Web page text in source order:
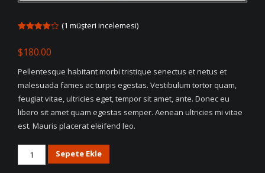
dayanarak
üzerinden
4.00puan
aldı
(1 müşteri incelemesi)
$180.00
Pellentesque habitant morbi tristique senectus et netus et
malesuada fames ac turpis egestas. Vestibulum tortor quam,
feugiat vitae, ultricies eget, tempor sit amet, ante. Donec eu
libero sit amet quam egestas semper. Aenean ultricies mi vitae
est. Mauris placerat eleifend leo.
Woven
Dinning
Sepete Ekle